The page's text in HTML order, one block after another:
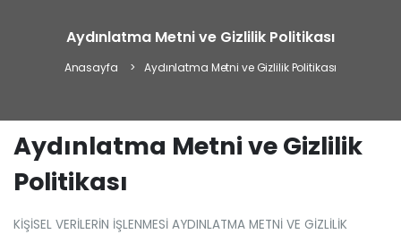
Aydınlatma Metni ve Gizlilik Politikası
Anasayfa Aydınlatma Metni ve Gizlilik Politikası
Aydınlatma Metni ve Gizlilik
Politikası
KİŞİSEL VERİLERİN İŞLENMESİ AYDINLATMA METNİ VE GİZLİLİK